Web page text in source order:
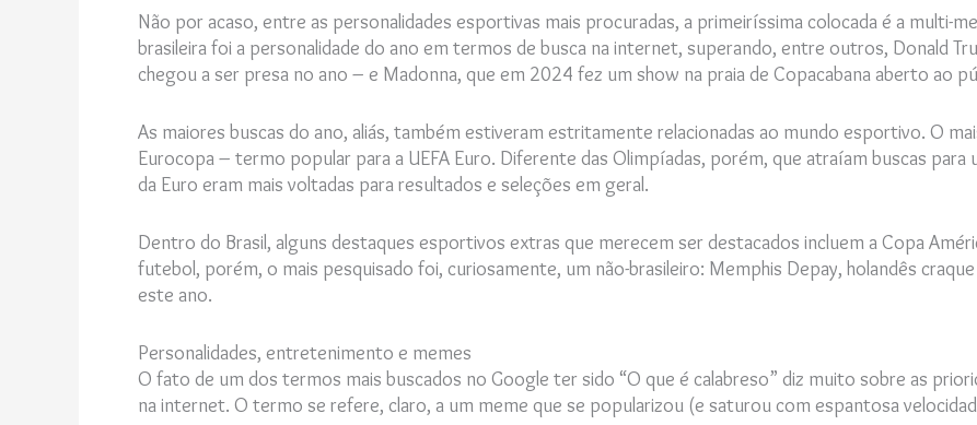
Não por acaso, entre as personalidades esportivas mais procuradas, a primeiríssima colocada é a multi-
brasileira foi a personalidade do ano em termos de busca na internet, superando, entre outros, Donald
chegou a ser presa no ano – e Madonna, que em 2024 fez um show na praia de Copacabana aberto ao
As maiores buscas do ano, aliás, também estiveram estritamente relacionadas ao mundo esportivo. O
Eurocopa – termo popular para a UEFA Euro. Diferente das Olimpíadas, porém, que atraíam buscas
da Euro eram mais voltadas para resultados e seleções em geral.
Dentro do Brasil, alguns destaques esportivos extras que merecem ser destacados incluem a Copa
futebol, porém, o mais pesquisado foi, curiosamente, um não-brasileiro: Memphis Depay, holandês
este ano.
Personalidades, entretenimento e memes
O fato de um dos termos mais buscados no Google ter sido “O que é calabreso” diz muito sobre as
na internet. O termo se refere, claro, a um meme que se popularizou (e saturou com espantosa